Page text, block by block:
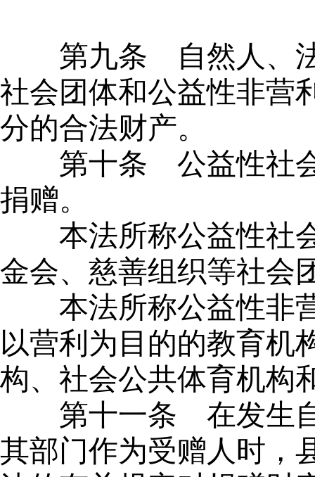
第九条 自然人、
社会团体和公益性非营
分的合法财产。
第十条 公益性社
捐赠。
本法所称公益性社
金会、慈善组织等社会
本法所称公益性非
以营利为目的的教育机
构、社会公共体育机构
第十一条 在发生
其部门作为受赠人时，